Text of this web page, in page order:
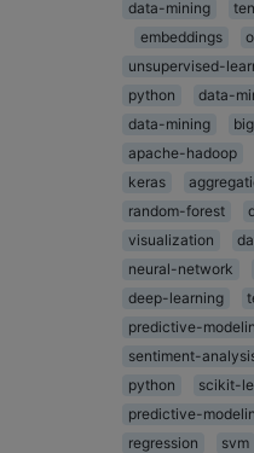
data-mining
embeddings
unsupervised-
python
data-
data-mining
apache-hadoop
keras
random-forest
visualization
neural-network
deep-learning
predictive-
sentiment-
python
scikit-
predictive-
regression
svm